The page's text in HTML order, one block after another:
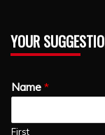
YOUR
Name *
First